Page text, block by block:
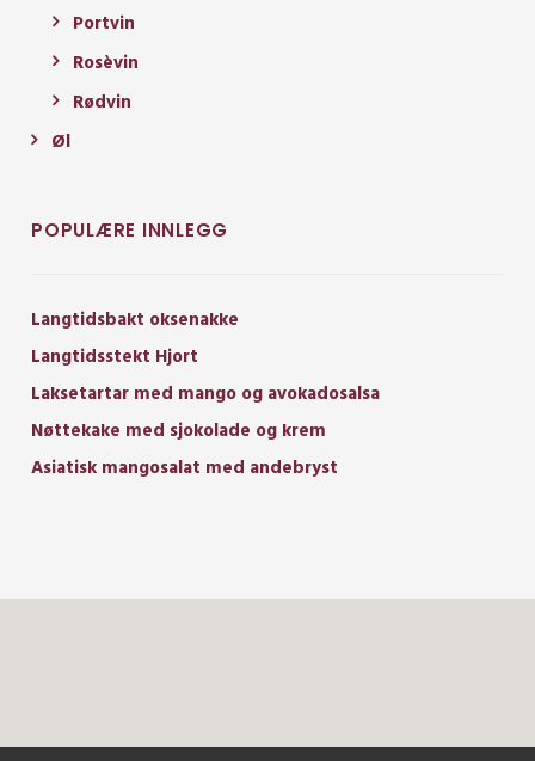
Portvin
Rosèvin
Rødvin
Øl
POPULÆRE INNLEGG
Langtidsbakt oksenakke
Langtidsstekt Hjort
Laksetartar med mango og avokadosalsa
Nøttekake med sjokolade og krem
Asiatisk mangosalat med andebryst